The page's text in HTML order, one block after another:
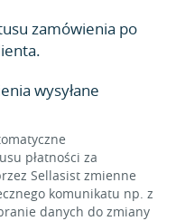
zamówienia po
wysyłane
płatności za
Sellasist zmienne
komunikatu np. z
danych do zmiany